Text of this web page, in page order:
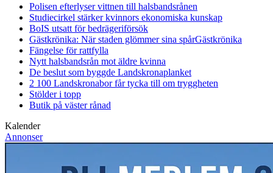
Polisen efterlyser vittnen till halsbandsrånen
Studiecirkel stärker kvinnors ekonomiska kunskap
BoIS utsatt för bedrägeriförsök
Gästkrönika: När staden glömmer sina spårGästkrönika
Fängelse för rattfylla
Nytt halsbandsrån mot äldre kvinna
De beslut som byggde Landskronaplanket
2 100 Landskronabor får tycka till om tryggheten
Stölder i topp
Butik på väster rånad
Kalender
Annonser